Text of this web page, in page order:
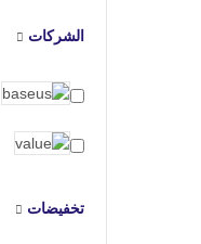
الشركات
تخفيضات